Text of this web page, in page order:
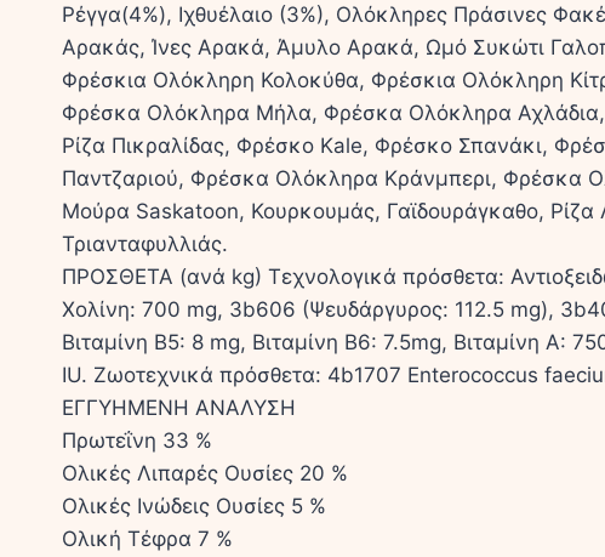
Ρέγγα(4%), Ιχθυέλαιο (3%), Ολόκληρες Πράσινες
Αρακάς, Ίνες Αρακά, Άμυλο Αρακά, Ωμό Συκώτι
Φρέσκια Ολόκληρη Κολοκύθα, Φρέσκια Ολόκληρη
Φρέσκα Ολόκληρα Μήλα, Φρέσκα Ολόκληρα
Ρίζα Πικραλίδας, Φρέσκο Kale, Φρέσκο Σπανάκι,
Παντζαριού, Φρέσκα Ολόκληρα Κράνμπερι, Φρέσκα
Μούρα Saskatoon, Κουρκουμάς, Γαϊδουράγκαθο,
Τριανταφυλλιάς.
ΠΡΟΣΘΕΤΑ (ανά kg) Τεχνολογικά πρόσθετα:
Χολίνη: 700 mg, 3b606 (Ψευδάργυρος: 112.5 mg),
Βιταμίνη B5: 8 mg, Βιταμίνη B6: 7.5mg, Βιταμίνη A:
IU. Ζωοτεχνικά πρόσθετα: 4b1707 Enterococcus
ΕΓΓΥΗΜΕΝΗ ΑΝΑΛΥΣΗ
Πρωτεΐνη 33 %
Ολικές Λιπαρές Ουσίες 20 %
Ολικές Ινώδεις Ουσίες 5 %
Ολική Τέφρα 7 %